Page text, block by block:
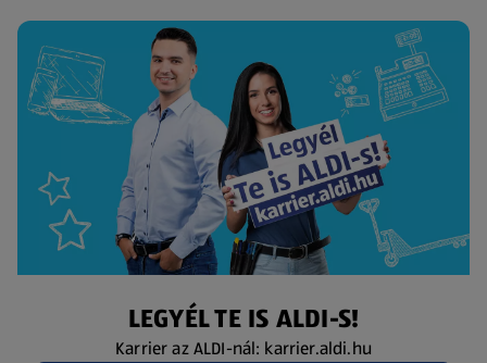
LEGYÉL TE IS ALDI-S!
Karrier az ALDI-nál: karrier.aldi.hu